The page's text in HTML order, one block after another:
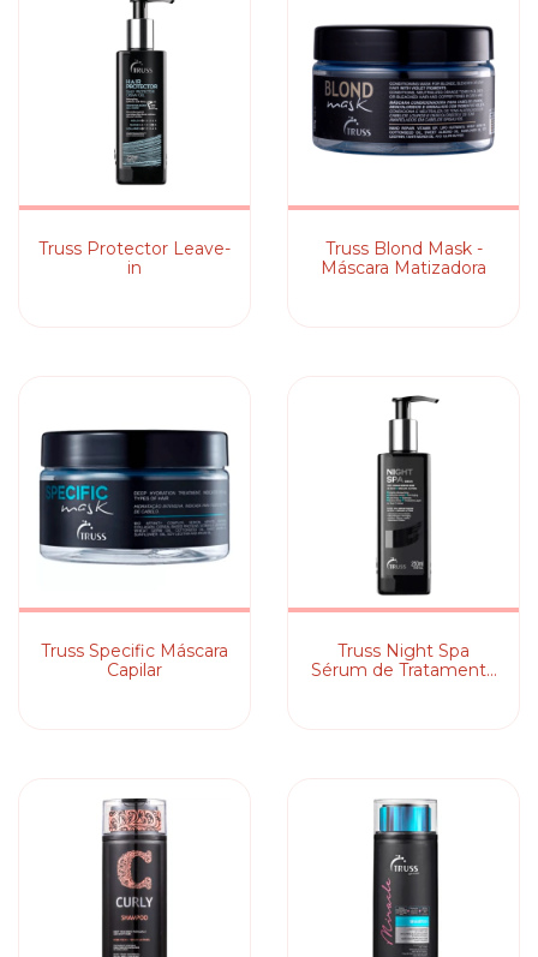
Truss Protector Leave-
in
Truss Blond Mask -
Máscara Matizadora
Truss Specific Máscara
Capilar
Truss Night Spa
Sérum de Tratamento